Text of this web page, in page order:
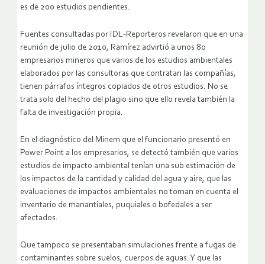
es de 200 estudios pendientes.
Fuentes consultadas por IDL-Reporteros revelaron que en una
reunión de julio de 2010, Ramírez advirtió a unos 80
empresarios mineros que varios de los estudios ambientales
elaborados por las consultoras que contratan las compañías,
tienen párrafos íntegros copiados de otros estudios. No se
trata solo del hecho del plagio sino que ello revela también la
falta de investigación propia.
En el diagnóstico del Minem que el funcionario presentó en
Power Point a los empresarios, se detectó también que varios
estudios de impacto ambiental tenían una sub estimación de
los impactos de la cantidad y calidad del agua y aire, que las
evaluaciones de impactos ambientales no toman en cuenta el
inventario de manantiales, puquiales o bofedales a ser
afectados.
Que tampoco se presentaban simulaciones frente a fugas de
contaminantes sobre suelos, cuerpos de aguas. Y que las